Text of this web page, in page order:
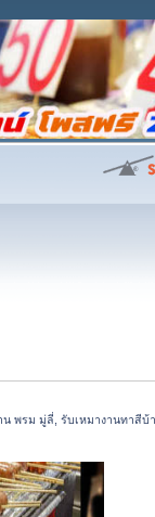
พรม มู่ลี่, รับเหมางานทาสีบ้